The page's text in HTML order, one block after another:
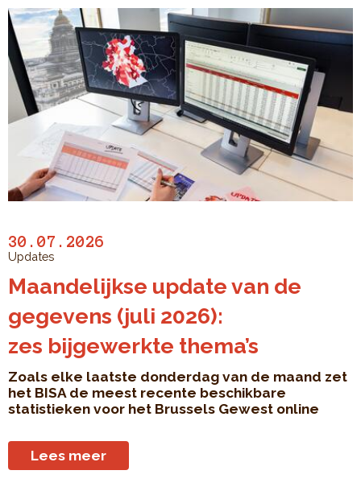
30.07.2026
Updates
Maandelijkse update van de
gegevens (juli 2026):
zes bijgewerkte thema’s
Zoals elke laatste donderdag van de maand zet
het BISA de meest recente beschikbare
statistieken voor het Brussels Gewest online
Lees meer